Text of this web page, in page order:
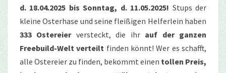
d. 18.04.2025 bis Sonntag, d. 11.05.2025! Stups der
kleine Osterhase und seine fleißigen Helferlein haben
333 Ostereierversteckt, die ihr auf der ganzen
Freebuild-Welt verteilt finden könnt! Wer es schafft,
alle Ostereier zu finden, bekommt einen tollen Preis,